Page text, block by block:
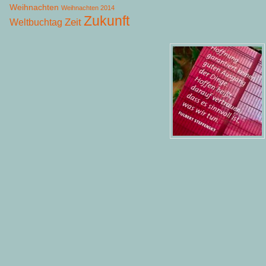
Weihnachten Weihnachten 2014
Weltbuchtag Zeit Zukunft